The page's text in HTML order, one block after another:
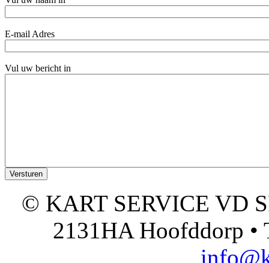
E-mail Adres
Vul uw bericht in
© KART SERVICE VD
2131HA Hoofddorp •